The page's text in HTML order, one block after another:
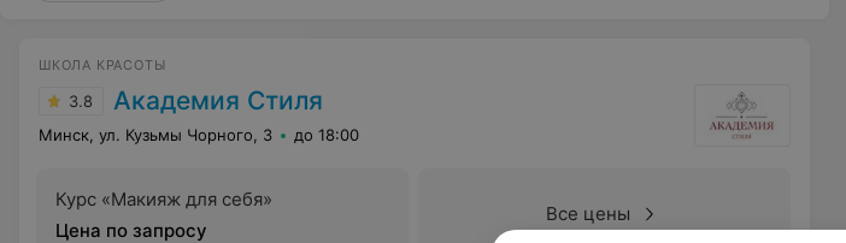
ШКОЛА КРАСОТЫ
3.8 Академия Стиля
Минск, ул. Кузьмы Чорного, 3 до 18:00
Курс «‎Макияж для себя»
Цена по запросу
Все цены